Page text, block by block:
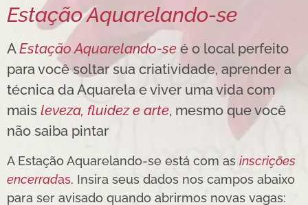
Estação Aquarelando-se
AEstação Aquarelando-se é o local perfeito
para você soltar sua criatividade, aprender a
técnica da Aquarela e viver uma vida com
mais leveza, fluidez e arte, mesmo que você
não saiba pintar
A Estação Aquarelando-se está com as inscrições
encerradas. Insira seus dados nos campos abaixo
para ser avisado quando abrirmos novas vagas: